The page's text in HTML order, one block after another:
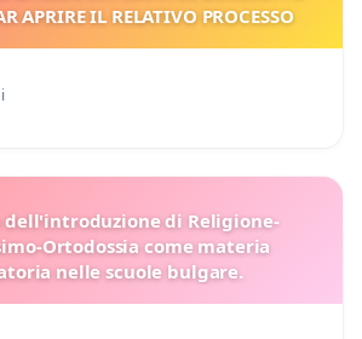
APRIRE IL RELATIVO PROCESSO
dell'introduzione di Religione-
Ortodossia come materia
nelle scuole bulgare.